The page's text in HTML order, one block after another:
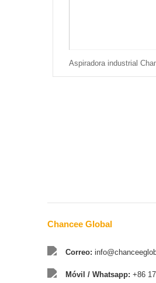
Chancee Global
Correo:
Móvil / Whatsapp: +86